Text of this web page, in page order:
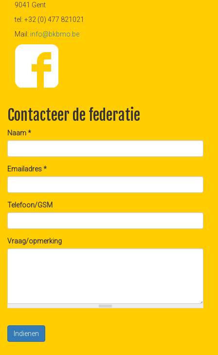
9041 Gent
tel: +32 (0) 477 821021
Mail: info@bkbmo.be
Contacteer de federatie
Naam*
Emailadres*
Telefoon/GSM
Vraag/opmerking
Indienen